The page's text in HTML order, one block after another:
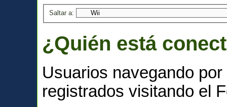
Saltar a:
¿Quién está
Usuarios navegando
registrados visitando el